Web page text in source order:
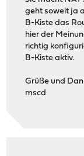
geht soweit ja
B-Kiste das
hier der
richtig
B-Kiste aktiv.
Grüße und
mscd